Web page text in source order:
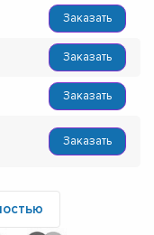
Заказать
Заказать
Заказать
Заказать